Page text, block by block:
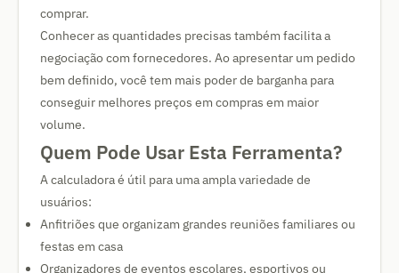
comprar.
Conhecer as quantidades precisas também facilita a
negociação com fornecedores. Ao apresentar um pedido
bem definido, você tem mais poder de barganha para
conseguir melhores preços em compras em maior
volume.
Quem Pode Usar Esta Ferramenta?
A calculadora é útil para uma ampla variedade de
usuários:
Anfitriões que organizam grandes reuniões familiares ou
festas em casa
Organizadores de eventos escolares, esportivos ou